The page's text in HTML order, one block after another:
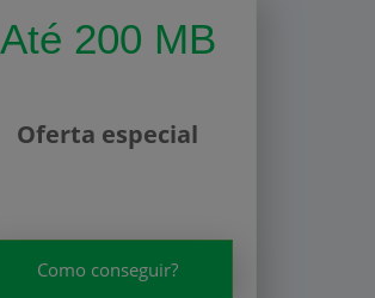
Até 200 MB
Oferta especial
Como conseguir?